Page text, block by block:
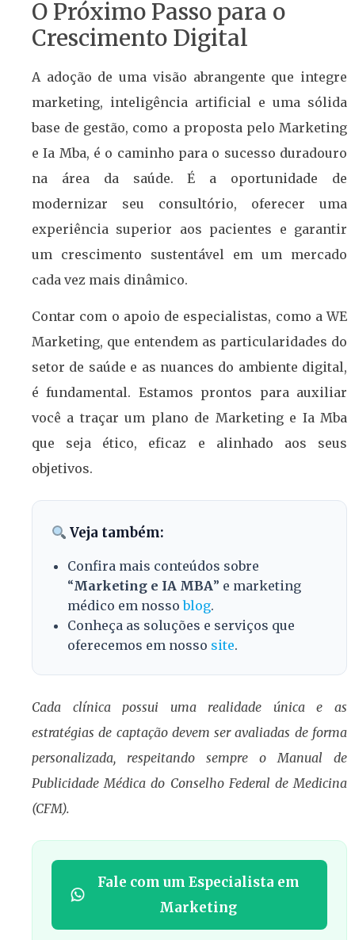
O Próximo Passo para o
Crescimento Digital
A adoção de uma visão abrangente que integre
marketing, inteligência artificial e uma sólida
base de gestão, como a proposta pelo Marketing
e Ia Mba, é o caminho para o sucesso duradouro
na área da saúde. É a oportunidade de
modernizar seu consultório, oferecer uma
experiência superior aos pacientes e garantir
um crescimento sustentável em um mercado
cada vez mais dinâmico.
Contar com o apoio de especialistas, como a WE
Marketing, que entendem as particularidades do
setor de saúde e as nuances do ambiente digital,
é fundamental. Estamos prontos para auxiliar
você a traçar um plano de Marketing e Ia Mba
que seja ético, eficaz e alinhado aos seus
objetivos.
Veja também:
Confira mais conteúdos sobre
“Marketing e IA MBA” e marketing
médico em nossoblog.
Conheça as soluções e serviços que
oferecemos em nosso site.
Cada clínica possui uma realidade única e as
estratégias de captação devem ser avaliadas de forma
personalizada, respeitando sempre o Manual de
Publicidade Médica do Conselho Federal de Medicina
(CFM).
Fale com um Especialista em
Marketing